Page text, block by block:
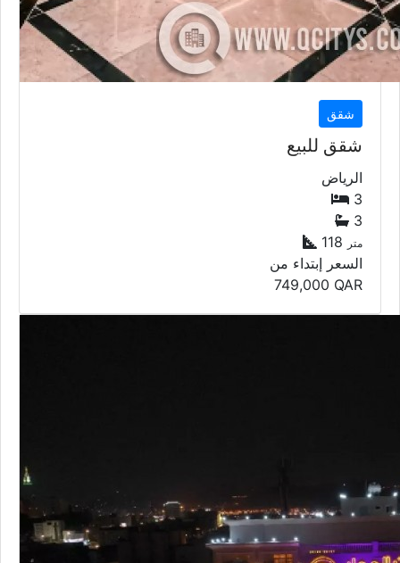
شقق
شقق للبيع
الرياض
3
3
118 متر
السعر إبتداء من
749,000 QAR